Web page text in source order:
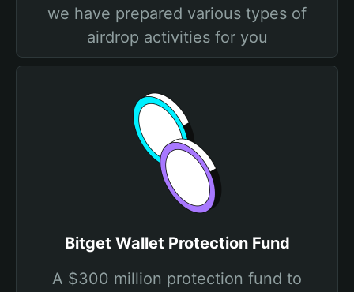
we have prepared various types of
airdrop activities for you
Bitget Wallet Protection Fund
A $300 million protection fund to